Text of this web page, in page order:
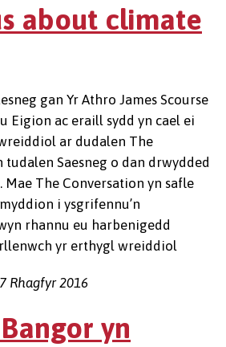
about climate
gan Yr Athro James Scourse
Eigion ac eraill sydd yn cael ei
ar dudalen The
tudalen Saesneg o dan drwydded
Mae The Conversation yn safle
i ysgrifennu’n
rhannu eu harbenigedd
yr erthygl wreiddiol
Rhagfyr 2016
yn